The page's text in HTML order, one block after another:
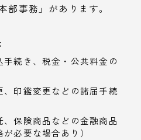
部事務」があります。
続き、税金・公共料金の
、印鑑変更などの諸届手続
、保険商品などの金融商品
必要な場合あり）